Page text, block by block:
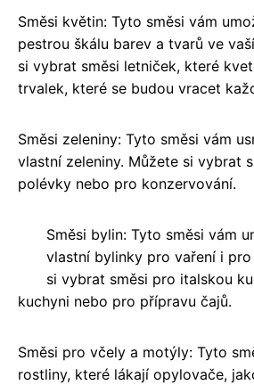
Směsi květin: Tyto směsi vám
pestrou škálu barev a tvarů ve
si vybrat směsi letniček, které
trvalek, které se budou vracet
Směsi zeleniny: Tyto směsi vám
vlastní zeleniny. Můžete si vybrat
polévky nebo pro konzervování.
Směsi bylin: Tyto směsi vám
vlastní bylinky pro vaření i
si vybrat směsi pro italskou
kuchyni nebo pro přípravu čajů.
Směsi pro včely a motýly: Tyto
rostliny, které lákají opylovače,